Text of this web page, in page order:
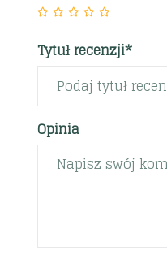
Tytuł recenzji*
Opinia